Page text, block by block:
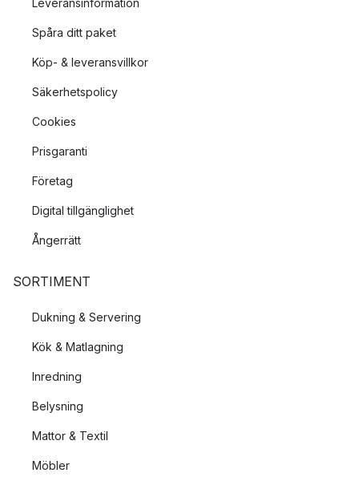
Leveransinformation
Spåra ditt paket
Köp- & leveransvillkor
Säkerhetspolicy
Cookies
Prisgaranti
Företag
Digital tillgänglighet
Ångerrätt
SORTIMENT
Dukning & Servering
Kök & Matlagning
Inredning
Belysning
Mattor & Textil
Möbler